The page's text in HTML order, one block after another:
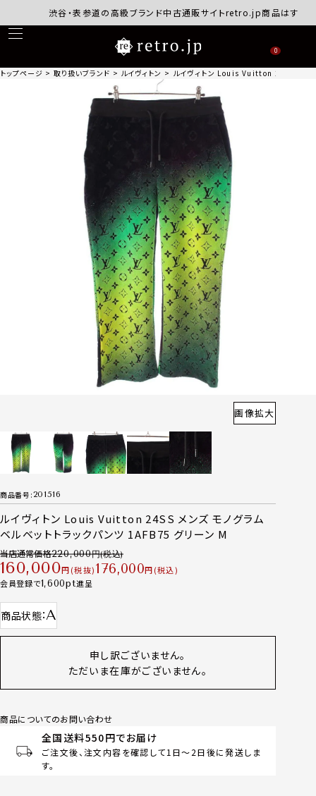
渋谷・表参道の高級ブランド中古通販サイトretro.jp商品はすべて正
0
トップページ 取り扱いブランド ルイヴィトン ルイヴィトン Louis Vuitton 24SS メン
画像拡大
商品番号 201516
ルイヴィトン Louis Vuitton 24SS メンズ モノグラム
ベルベットトラックパンツ 1AFB75 グリーン M
当店通常価格220,000
160,000 税抜 176,000
税込
会員登録で1,600 進呈
商品状態 A
申し訳ございません。
ただいま在庫がございません。
商品についてのお問い合わせ
全国送料550円でお届け
ご注文後、注文内容を確認して1日～2日後に発送しま
す。